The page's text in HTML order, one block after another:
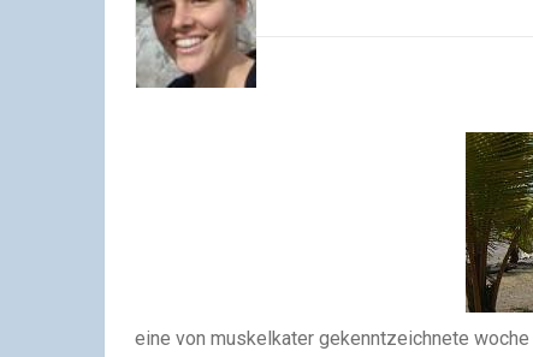
eine von muskelkater gekenntzeichnete